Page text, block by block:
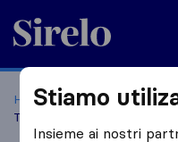
Sirelo.it
Home Le 10 migliori
Trasmel Traslochi
Stiamo
Insieme ai nostri